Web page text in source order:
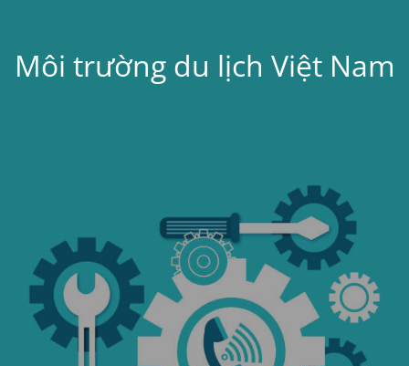
Môi trường du lịch Việt Nam